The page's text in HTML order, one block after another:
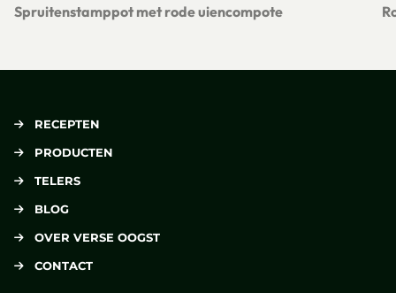
Spruitenstamppot met rode uiencompote
RECEPTEN
PRODUCTEN
TELERS
BLOG
OVER VERSE OOGST
CONTACT